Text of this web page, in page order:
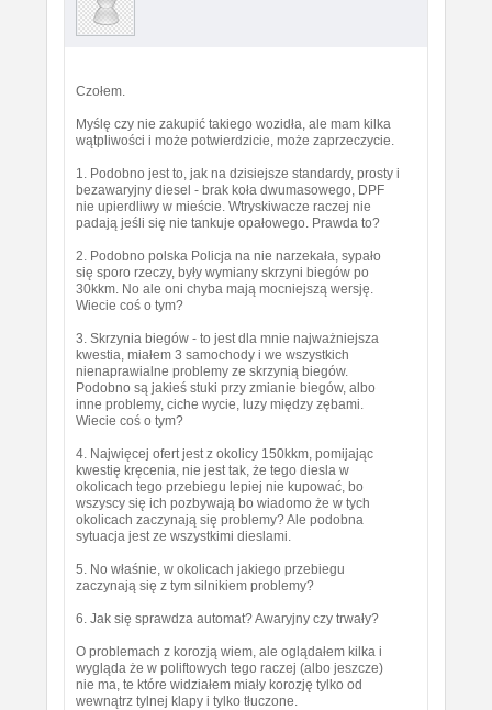
Czołem.
Myślę czy nie zakupić takiego wozidła, ale mam kilka
wątpliwości i może potwierdzicie, może zaprzeczycie.
1. Podobno jest to, jak na dzisiejsze standardy, prosty i
bezawaryjny diesel - brak koła dwumasowego, DPF
nie upierdliwy w mieście. Wtryskiwacze raczej nie
padają jeśli się nie tankuje opałowego. Prawda to?
2. Podobno polska Policja na nie narzekała, sypało
się sporo rzeczy, były wymiany skrzyni biegów po
30kkm. No ale oni chyba mają mocniejszą wersję.
Wiecie coś o tym?
3. Skrzynia biegów - to jest dla mnie najważniejsza
kwestia, miałem 3 samochody i we wszystkich
nienaprawialne problemy ze skrzynią biegów.
Podobno są jakieś stuki przy zmianie biegów, albo
inne problemy, ciche wycie, luzy między zębami.
Wiecie coś o tym?
4. Najwięcej ofert jest z okolicy 150kkm, pomijając
kwestię kręcenia, nie jest tak, że tego diesla w
okolicach tego przebiegu lepiej nie kupować, bo
wszyscy się ich pozbywają bo wiadomo że w tych
okolicach zaczynają się problemy? Ale podobna
sytuacja jest ze wszystkimi dieslami.
5. No właśnie, w okolicach jakiego przebiegu
zaczynają się z tym silnikiem problemy?
6. Jak się sprawdza automat? Awaryjny czy trwały?
O problemach z korozją wiem, ale oglądałem kilka i
wygląda że w poliftowych tego raczej (albo jeszcze)
nie ma, te które widziałem miały korozję tylko od
wewnątrz tylnej klapy i tylko tłuczone.